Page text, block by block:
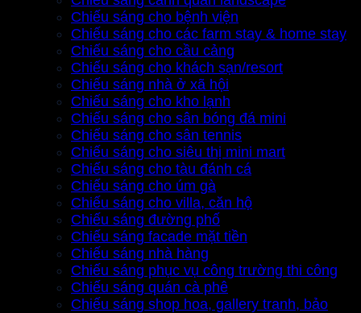
Chiếu sáng cho bệnh viện
Chiếu sáng cho các farm stay & home stay
Chiếu sáng cho cầu cảng
Chiếu sáng cho khách sạn/resort
Chiếu sáng nhà ở xã hội
Chiếu sáng cho kho lạnh
Chiếu sáng cho sân bóng đá mini
Chiếu sáng cho sân tennis
Chiếu sáng cho siêu thị mini mart
Chiếu sáng cho tàu đánh cá
Chiếu sáng cho úm gà
Chiếu sáng cho villa, căn hộ
Chiếu sáng đường phố
Chiếu sáng facade mặt tiền
Chiếu sáng nhà hàng
Chiếu sáng phục vụ công trường thi công
Chiếu sáng quán cà phê
Chiếu sáng shop hoa, gallery tranh, bảo